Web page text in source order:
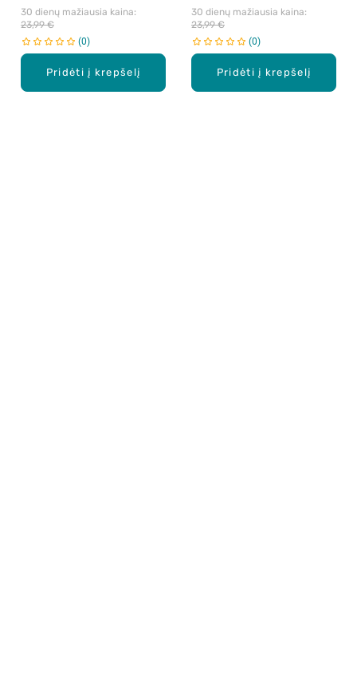
Pridėti į krepšelį
30 dienų mažiausia kaina:
23,99 €
0
Pridėti į krepšelį
30 dienų mažiausia kaina:
23,99 €
0